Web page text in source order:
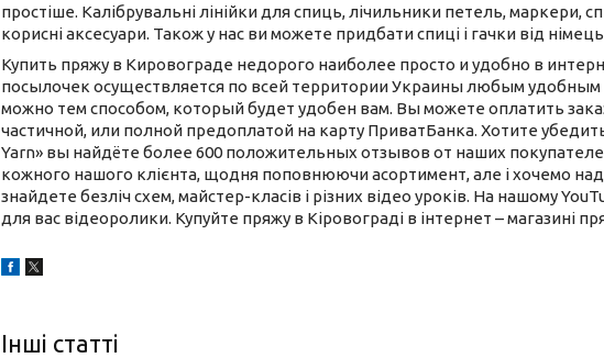
простіше. Калібрувальні лінійки для спиць, лічильники петель, маркери,
корисні аксесуари. Також у нас ви можете придбати спиці і гачки від
Купить пряжу в Кировограде недорого наиболее просто и удобно в
посылочек осуществляется по всей территории Украины любым удобным
можно тем способом, который будет удобен вам. Вы можете оплатить
частичной, или полной предоплатой на карту ПриватБанка. Хотите
Yarn» вы найдёте более 600 положительных отзывов от наших
кожного нашого клієнта, щодня поповнюючи асортимент, але і хочемо
знайдете безліч схем, майстер-класів і різних відео уроків. На нашому
для вас відеоролики. Купуйте пряжу в Кіровограді в інтернет – магазині
Інші статті